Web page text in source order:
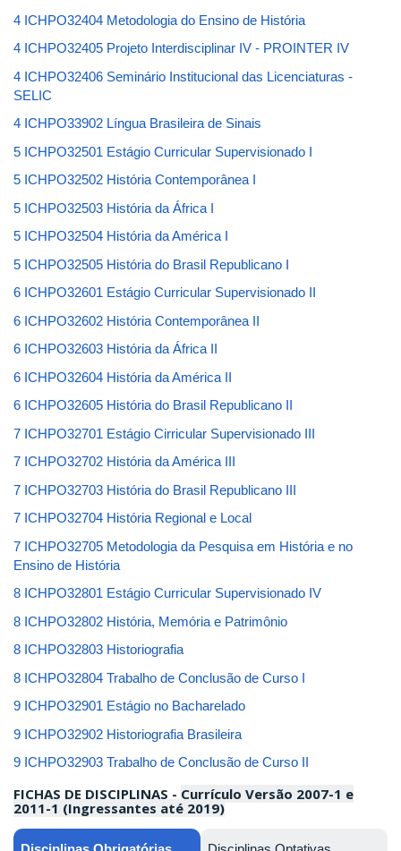
4 ICHPO32404 Metodologia do Ensino de História
4 ICHPO32405 Projeto Interdisciplinar IV - PROINTER IV
4 ICHPO32406 Seminário Institucional das Licenciaturas -
SELIC
4 ICHPO33902 Língua Brasileira de Sinais
5 ICHPO32501 Estágio Curricular Supervisionado I
5 ICHPO32502 História Contemporânea I
5 ICHPO32503 História da África I
5 ICHPO32504 História da América I
5 ICHPO32505 História do Brasil Republicano I
6 ICHPO32601 Estágio Curricular Supervisionado II
6 ICHPO32602 História Contemporânea II
6 ICHPO32603 História da África II
6 ICHPO32604 História da América II
6 ICHPO32605 História do Brasil Republicano II
7 ICHPO32701 Estágio Cirricular Supervisionado III
7 ICHPO32702 História da América III
7 ICHPO32703 História do Brasil Republicano III
7 ICHPO32704 História Regional e Local
7 ICHPO32705 Metodologia da Pesquisa em História e no
Ensino de História
8 ICHPO32801 Estágio Curricular Supervisionado IV
8 ICHPO32802 História, Memória e Patrimônio
8 ICHPO32803 Historiografia
8 ICHPO32804 Trabalho de Conclusão de Curso I
9 ICHPO32901 Estágio no Bacharelado
9 ICHPO32902 Historiografia Brasileira
9 ICHPO32903 Trabalho de Conclusão de Curso II
FICHAS DE DISCIPLINAS - Currículo Versão 2007-1 e
2011-1 (Ingressantes até 2019)